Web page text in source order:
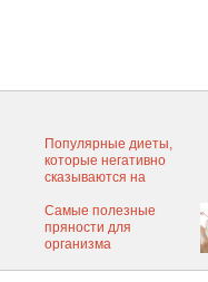
Популярные диеты,
которые негативно
сказываются на
Самые полезные
пряности для
организма